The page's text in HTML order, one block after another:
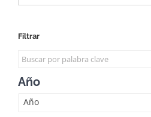
Filtrar
Año
Año